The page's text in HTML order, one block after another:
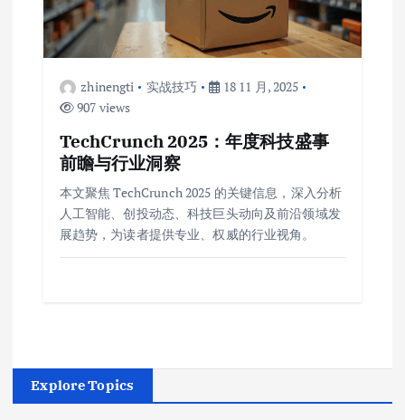
zhinengti 实战技巧
18 11 月, 2025
907 views
TechCrunch 2025：年度科技盛事
前瞻与行业洞察
本文聚焦 TechCrunch 2025 的关键信息，深入分析
人工智能、创投动态、科技巨头动向及前沿领域发
展趋势，为读者提供专业、权威的行业视角。
Explore Topics